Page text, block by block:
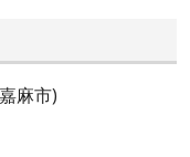
麻市)